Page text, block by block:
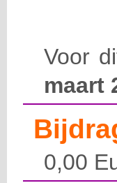
Voor
maart
0,00